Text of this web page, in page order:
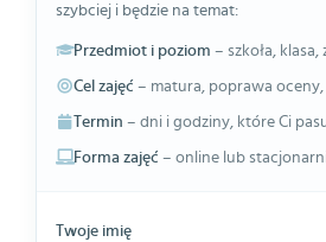
szybciej i będzie na temat:
Przedmiot i poziom – szkoła, klasa,
Cel zajęć – matura, poprawa
Termin – dni i godziny, które Ci
Forma zajęć – online lub
Twoje imię